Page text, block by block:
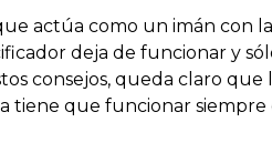
actúa como un imán con
deja de funcionar y
consejos, queda claro
tiene que funcionar